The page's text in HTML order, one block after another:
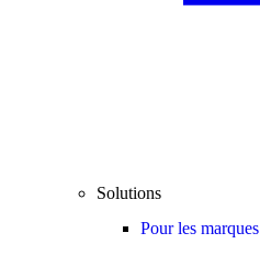
Solutions
Pour les marques